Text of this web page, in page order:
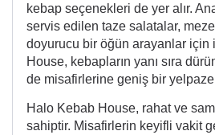
kebap seçenekleri de yer alır.
servis edilen taze salatalar,
doyurucu bir öğün arayanlar için
House, kebapların yanı sıra
de misafirlerine geniş bir
Halo Kebab House, rahat ve
sahiptir. Misafirlerin keyifli vakit